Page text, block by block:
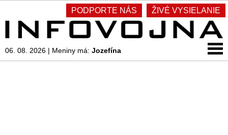
PODPORTE NÁS ŽIVÉ VYSIELANIE
06. 08. 2026 | Meniny má: Jozefína